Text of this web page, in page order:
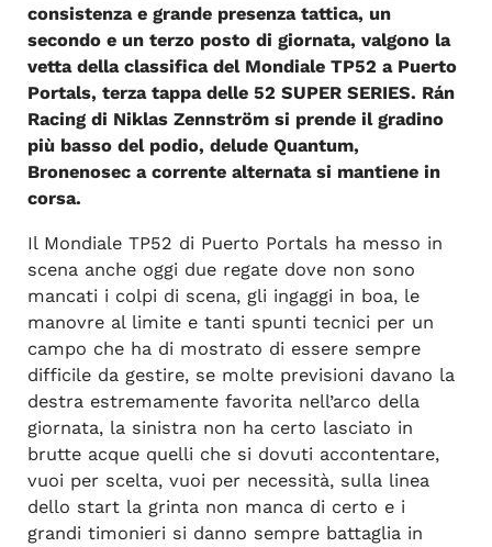
consistenza e grande presenza tattica, un
secondo e un terzo posto di giornata, valgono la
vetta della classifica del Mondiale TP52 a Puerto
Portals, terza tappa delle 52 SUPER SERIES. Rán
Racing di Niklas Zennström si prende il gradino
più basso del podio, delude Quantum,
Bronenosec a corrente alternata si mantiene in
corsa.
Il Mondiale TP52 di Puerto Portals ha messo in
scena anche oggi due regate dove non sono
mancati i colpi di scena, gli ingaggi in boa, le
manovre al limite e tanti spunti tecnici per un
campo che ha di mostrato di essere sempre
difficile da gestire, se molte previsioni davano la
destra estremamente favorita nell’arco della
giornata, la sinistra non ha certo lasciato in
brutte acque quelli che si dovuti accontentare,
vuoi per scelta, vuoi per necessità, sulla linea
dello start la grinta non manca di certo e i
grandi timonieri si danno sempre battaglia in